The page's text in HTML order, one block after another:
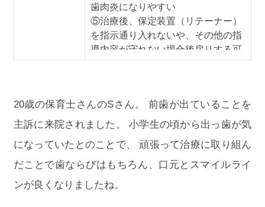
歯肉炎になりやすい
⑤治療後、保定装置（リテーナー）
を指示通り入れないや、その他の指
導内容が守れない場合後戻りする可
能性がある
ませんので参考としてご覧くださ
い。 なお、記載の矯正装置は完成物
品副作用被害救済制度の対象外とな
る場合があります。
20歳の保育士さんのSさん。 前歯が出ていることを
主訴に来院されました。 小学生の頃から出っ歯が気
になっていたとのことで、 頑張って治療に取り組ん
だことで歯ならびはもちろん、口元とスマイルライ
ンが良くなりましたね。